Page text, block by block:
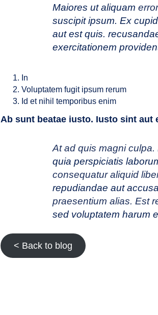
Maiores ut aliquam
suscipit ipsum. Ex
aut est quis.
exercitationem
In
Voluptatem fugit ipsum rerum
Id et nihil temporibus enim
Ab sunt beatae iusto. Iusto sint aut
At ad quis magni culpa.
quia perspiciatis
consequatur aliquid
repudiandae aut
praesentium alias. Est
sed voluptatem harum
< Back to blog